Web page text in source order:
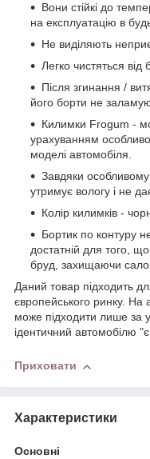
Вони стійкі до
на експлуатацію в
Не виділяють
Легко чистяться від
Після згинання /
його борти не
Килимки Frogum -
урахуванням
моделі автомобіля.
Завдяки
утримує вологу і не
Колір килимків -
Бортик по контуру
достатній для того,
бруд, захищаючи
Даний товар підходить
європейського ринку. На
може підходити лише за
ідентичний автомобілю
Приховати
Характеристики
Основні